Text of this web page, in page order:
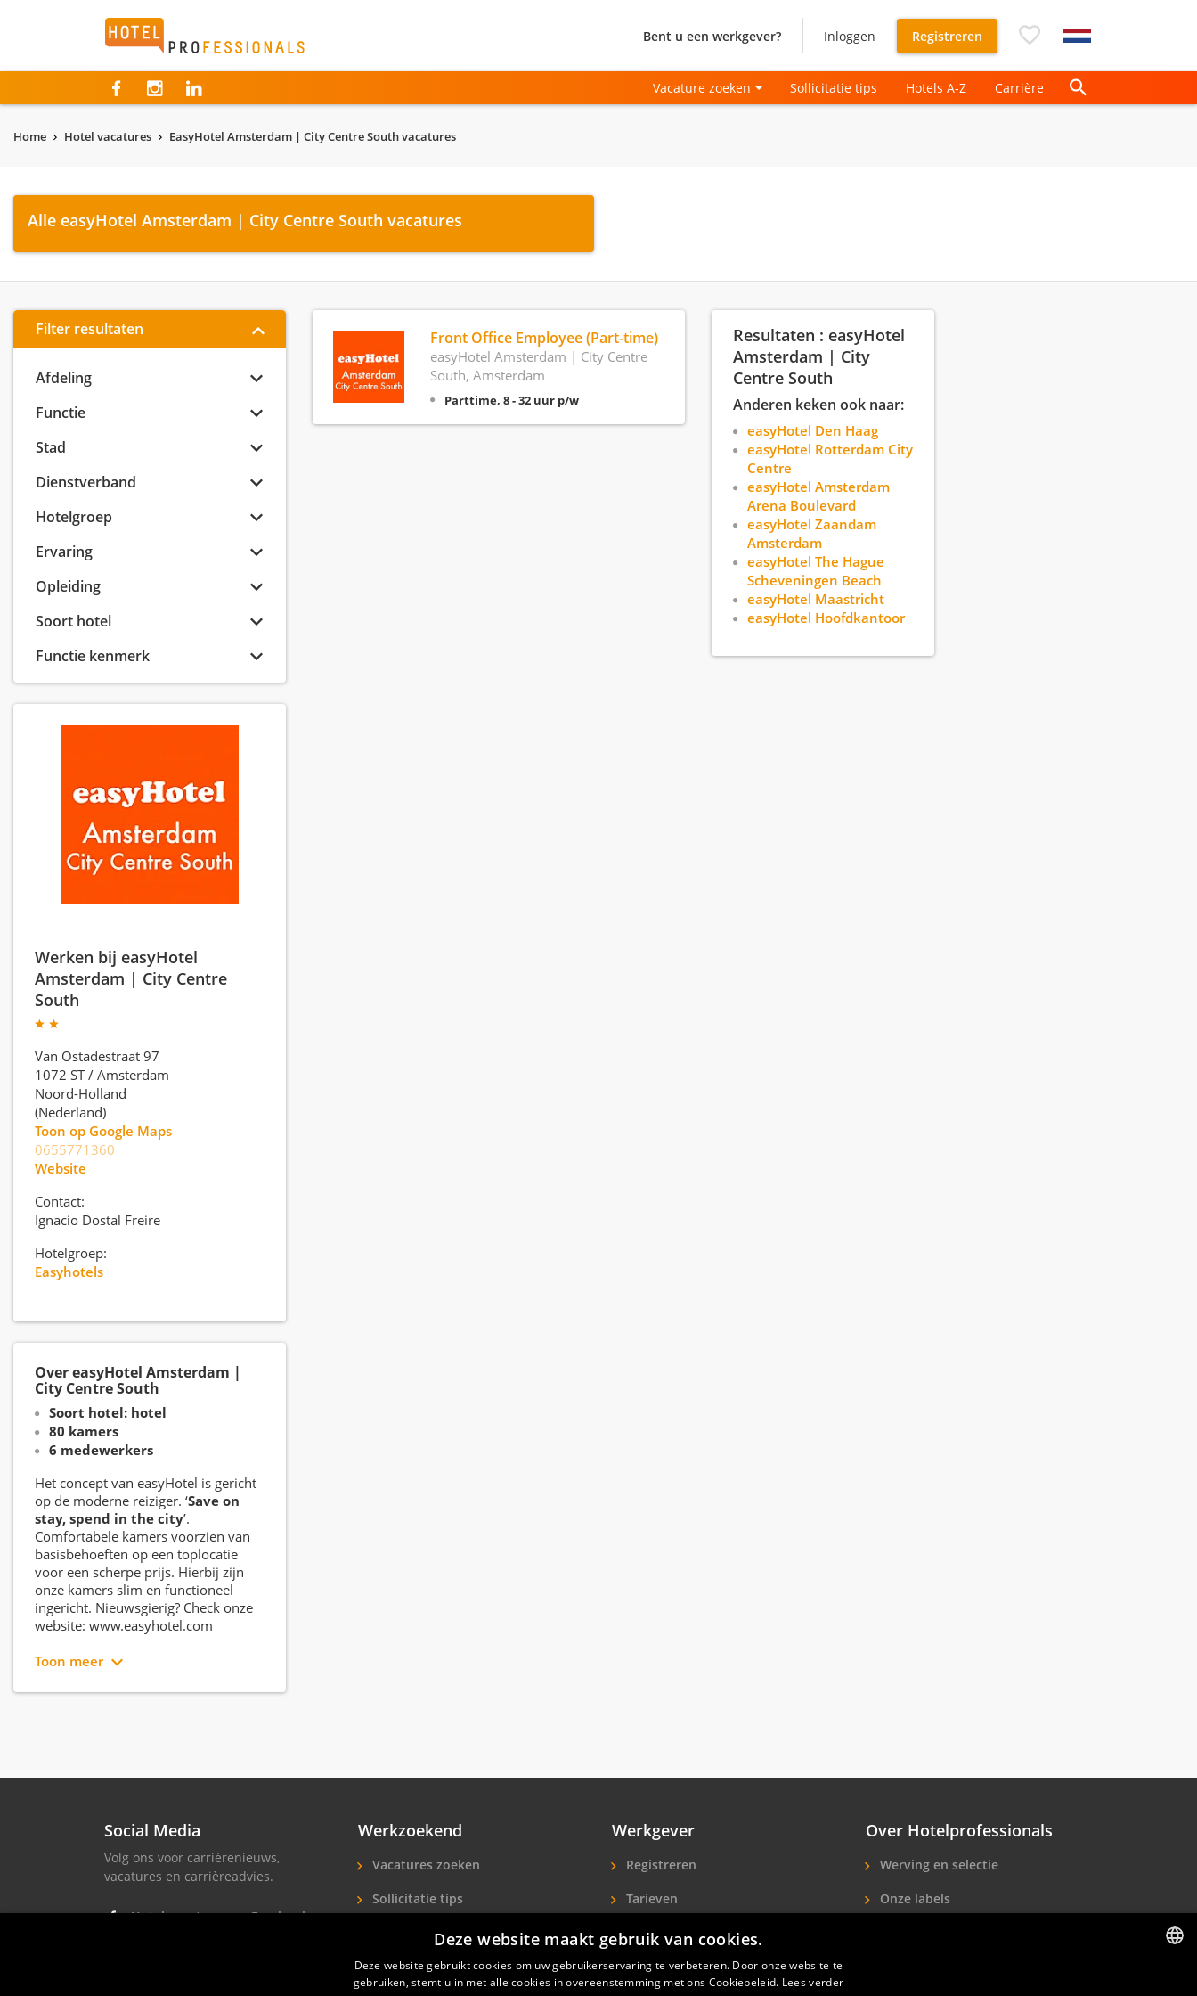
Hotelprofessionals Bent u een werkgever? Inloggen Registreren
Vacature zoeken Sollicitatie tips Hotels A-Z Carrière
Home Hotel vacatures EasyHotel Amsterdam | City Centre South vacatures
Alle easyHotel Amsterdam | City Centre South vacatures
Filter resultaten
Afdeling
Functie
Stad
Dienstverband
Hotelgroep
Ervaring
Opleiding
Soort hotel
Functie kenmerk
Werken bij easyHotel
Amsterdam | City Centre
South
Van Ostadestraat 97
1072 ST/ Amsterdam
Noord-Holland
(Nederland)
Toon op Google Maps
0655771360
Website
Contact:
Ignacio Dostal Freire
Hotelgroep:
Easyhotels
Over easyHotel Amsterdam |
City Centre South
Soort hotel: hotel
80 kamers
6 medewerkers
Het concept van easyHotel is gericht
op de moderne reiziger. ‘Save on
stay, spend in the city’.
Comfortabele kamers voorzien van
basisbehoeften op een toplocatie
voor een scherpe prijs. Hierbij zijn
onze kamers slim en functioneel
ingericht. Nieuwsgierig? Check onze
website: www.easyhotel.com
Toon meer
Front Office Employee (Part-time)
easyHotel Amsterdam | City Centre
South, Amsterdam
Parttime, 8 - 32 uur p/w
Resultaten : easyHotel
Amsterdam | City
Centre South
Anderen keken ook naar:
easyHotel Den Haag
easyHotel Rotterdam City
Centre
easyHotel Amsterdam
Arena Boulevard
easyHotel Zaandam
Amsterdam
easyHotel The Hague
Scheveningen Beach
easyHotel Maastricht
easyHotel Hoofdkantoor
Social Media
Volg ons voor carrièrenieuws,
vacatures en carrièreadvies.
Hotel vacatures op Facebook
Werkzoekend
Vacatures zoeken
Sollicitatie tips
Hotels A-Z
Sollicitanten
Werkgever
Registreren
Tarieven
Extra aandacht
Hotelpersoneel zoeken
Over Hotelprofessionals
Werving en selectie
Onze labels
Deze website maakt gebruik van cookies.
Deze website gebruikt cookies om uw gebruikerservaring te verbeteren. Door onze website te
gebruiken, stemt u in met alle cookies in overeenstemming met ons Cookiebeleid. Lees verder